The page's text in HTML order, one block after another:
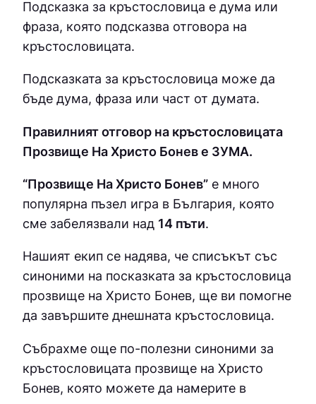
Подсказка за кръстословица е дума или
фраза, която подсказва отговора на
кръстословицата.
Подсказката за кръстословица може да
бъде дума, фраза или част от думата.
Правилният отговор на кръстословицата
Прозвище На Христо Бонев е ЗУМA.
“Прозвище На Христо Бонев” е много
популярна пъзел игра в България, която
сме забелязвали над 14 пъти.
Нашият екип се надява, че списъкът със
синоними на посказката за кръстословица
прозвище на Христо Бонев, ще ви помогне
да завършите днешната кръстословица.
Събрахме още по-полезни синоними за
кръстословицата прозвище на Христо
Бонев, която можете да намерите в